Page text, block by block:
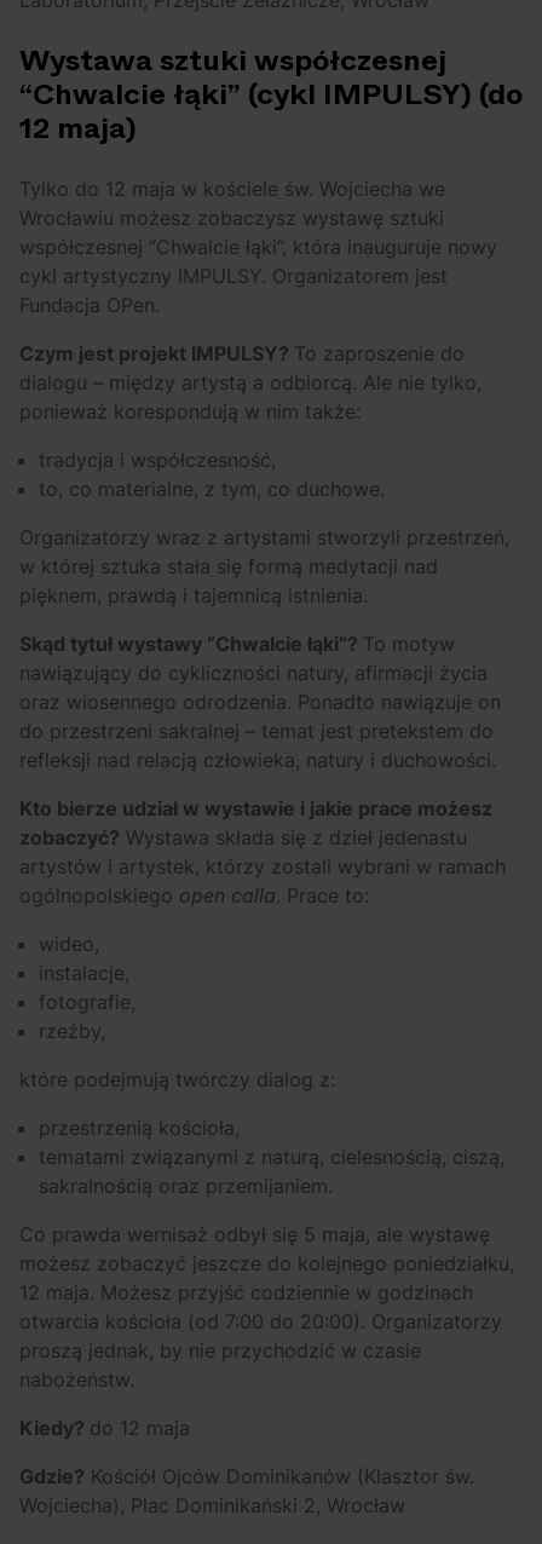
Wystawa sztuki współczesnej
“Chwalcie łąki” (cykl IMPULSY) (do
12 maja)
Tylko do 12 maja w kościele św. Wojciecha we
Wrocławiu możesz zobaczysz wystawę sztuki
współczesnej “Chwalcie łąki”, która inauguruje nowy
cykl artystyczny IMPULSY. Organizatorem jest
Fundacja OPen.
Czym jest projekt IMPULSY? To zaproszenie do
dialogu – między artystą a odbiorcą. Ale nie tylko,
ponieważ korespondują w nim także:
tradycja i współczesność,
to, co materialne, z tym, co duchowe.
Organizatorzy wraz z artystami stworzyli przestrzeń,
w której sztuka stała się formą medytacji nad
pięknem, prawdą i tajemnicą istnienia.
Skąd tytuł wystawy “Chwalcie łąki”? To motyw
nawiązujący do cykliczności natury, afirmacji życia
oraz wiosennego odrodzenia. Ponadto nawiązuje on
do przestrzeni sakralnej – temat jest pretekstem do
refleksji nad relacją człowieka, natury i duchowości.
Kto bierze udział w wystawie i jakie prace możesz
zobaczyć? Wystawa składa się z dzieł jedenastu
artystów i artystek, którzy zostali wybrani w ramach
ogólnopolskiego open calla. Prace to:
wideo,
instalacje,
fotografie,
rzeźby,
które podejmują twórczy dialog z:
przestrzenią kościoła,
tematami związanymi z naturą, cielesnością, ciszą,
sakralnością oraz przemijaniem.
Co prawda wernisaż odbył się 5 maja, ale wystawę
możesz zobaczyć jeszcze do kolejnego poniedziałku,
12 maja. Możesz przyjść codziennie w godzinach
otwarcia kościoła (od 7:00 do 20:00). Organizatorzy
proszą jednak, by nie przychodzić w czasie
nabożeństw.
Kiedy? do 12 maja
Gdzie? Kościół Ojców Dominikanów (Klasztor św.
Wojciecha), Plac Dominikański 2, Wrocław